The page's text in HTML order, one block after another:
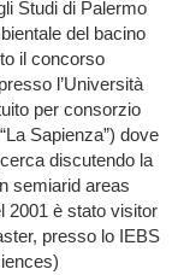
Studi di Palermo
del bacino
il concorso
l’Università
per consorzio
Sapienza”) dove
discutendo la
semiarid areas
2001 è stato visitor
presso lo IEBS